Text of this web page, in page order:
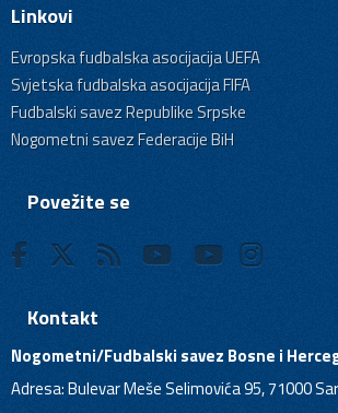
Linkovi
Evropska fudbalska asocijacija UEFA
Svjetska fudbalska asocijacija FIFA
Fudbalski savez Republike Srpske
Nogometni savez Federacije BiH
Povežite se
Kontakt
Nogometni/Fudbalski savez Bosne i
Adresa: Bulevar Meše Selimovića 95, 71000